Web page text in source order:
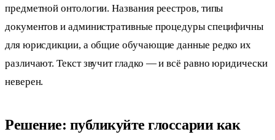
предметной онтологии. Названия реестров, типы
документов и административные процедуры специфичны
для юрисдикции, а общие обучающие данные редко их
различают. Текст звучит гладко — и всё равно юридически
неверен.
Решение: публикуйте глоссарии как